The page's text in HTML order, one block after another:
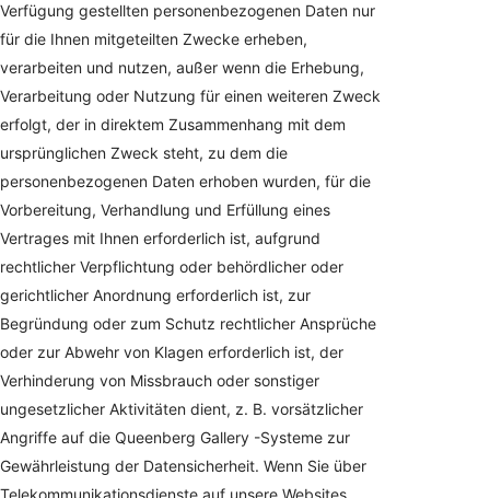
Verfügung gestellten personenbezogenen Daten nur
für die Ihnen mitgeteilten Zwecke erheben,
verarbeiten und nutzen, außer wenn die Erhebung,
Verarbeitung oder Nutzung für einen weiteren Zweck
erfolgt, der in direktem Zusammenhang mit dem
ursprünglichen Zweck steht, zu dem die
personenbezogenen Daten erhoben wurden, für die
Vorbereitung, Verhandlung und Erfüllung eines
Vertrages mit Ihnen erforderlich ist, aufgrund
rechtlicher Verpflichtung oder behördlicher oder
gerichtlicher Anordnung erforderlich ist, zur
Begründung oder zum Schutz rechtlicher Ansprüche
oder zur Abwehr von Klagen erforderlich ist, der
Verhinderung von Missbrauch oder sonstiger
ungesetzlicher Aktivitäten dient, z. B. vorsätzlicher
Angriffe auf die Queenberg Gallery -Systeme zur
Gewährleistung der Datensicherheit. Wenn Sie über
Telekommunikationsdienste auf unsere Websites